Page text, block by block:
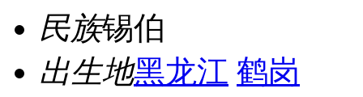
民族锡伯
出生地黑龙江 鹤岗